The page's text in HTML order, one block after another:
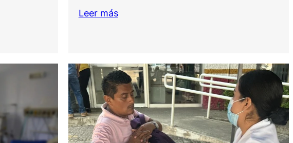
Leer más